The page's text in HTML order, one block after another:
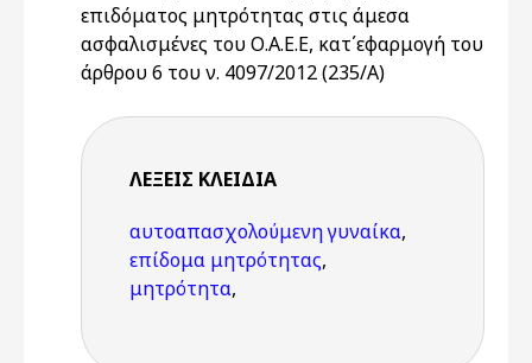
επιδόματος μητρότητας στις άμεσα
ασφαλισμένες του Ο.Α.Ε.Ε, κατ΄εφαρμογή του
άρθρου 6 του ν. 4097/2012 (235/Α)
ΛΈΞΕΙΣ KΛΕΙΔΙΆ
αυτοαπασχολούμενη γυναίκα,
επίδομα μητρότητας,
μητρότητα,